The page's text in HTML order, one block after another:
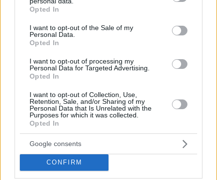
grant or deny consent to Google and its third-party tags to
use your data for below specified purposes in below Google
consent section.
Opted In
I want to opt-out of the Sale of my
Personal Data.
Opted In
I want to opt-out of processing my
Personal Data for Targeted Advertising.
Opted In
I want to opt-out of Collection, Use,
Retention, Sale, and/or Sharing of my
Personal Data that Is Unrelated with the
Purposes for which it was collected.
Opted In
Google consents
CONFIRM
Τα φρούτα που επιλέγουν 4 ενδοκρινολόγοι για
καλύτερο έλεγχο του σακχάρου – Το ένα μειώνει
το λίπος στην κοιλιά
06.08.2026, 08:01